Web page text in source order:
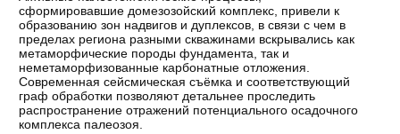
сформировавшие домезозойский комплекс, привели к
образованию зон надвигов и дуплексов, в связи с чем в
пределах региона разными скважинами вскрывались как
метаморфические породы фундамента, так и
неметаморфизованные карбонатные отложения.
Современная сейсмическая съёмка и соответствующий
граф обработки позволяют детальнее проследить
распространение отражений потенциального осадочного
комплекса палеозоя.